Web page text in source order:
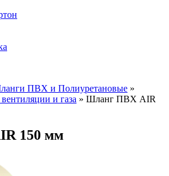
ПВХ и Полиуретановые »
и газа » Шланг ПВХ AIR
150 мм